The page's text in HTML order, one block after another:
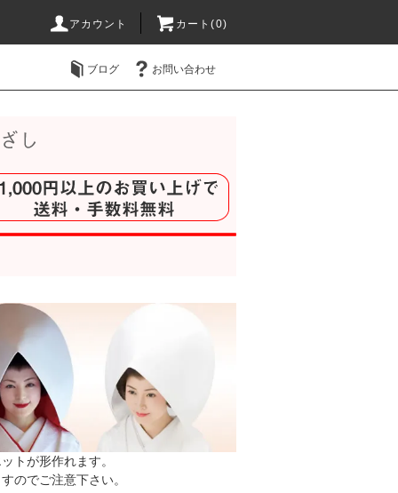
アカウント カート(0)
ブログ お問い合わせ
トが形作れます。
のでご注意下さい。